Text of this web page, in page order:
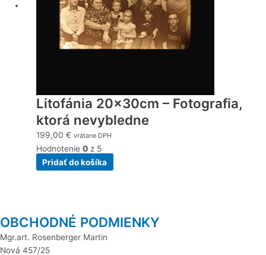
Litofánia 20x30cm – Fotografia,
ktorá nevybledne
199,00€ vrátane DPH
Hodnotenie0 z 5
Pridať do košíka
OBCHODNÉ PODMIENKY
Mgr.art. Rosenberger Martin
Nová 457/25